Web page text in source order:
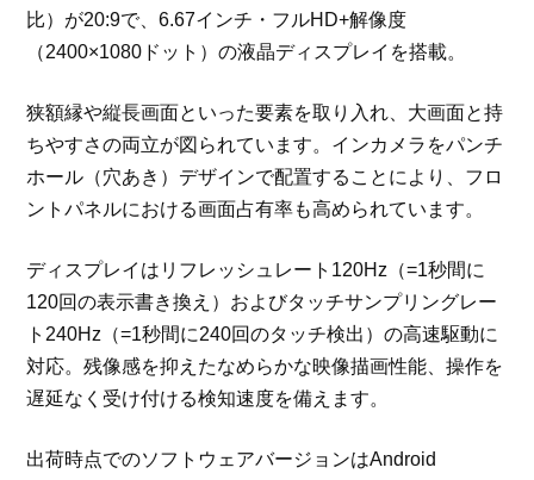
比）が20:9で、6.67インチ・フルHD+解像度
（2400×1080ドット）の液晶ディスプレイを搭載。
狭額縁や縦長画面といった要素を取り入れ、大画面と持
ちやすさの両立が図られています。インカメラをパンチ
ホール（穴あき）デザインで配置することにより、フロ
ントパネルにおける画面占有率も高められています。
ディスプレイはリフレッシュレート120Hz（=1秒間に
120回の表示書き換え）およびタッチサンプリングレー
ト240Hz（=1秒間に240回のタッチ検出）の高速駆動に
対応。残像感を抑えたなめらかな映像描画性能、操作を
遅延なく受け付ける検知速度を備えます。
出荷時点でのソフトウェアバージョンはAndroid